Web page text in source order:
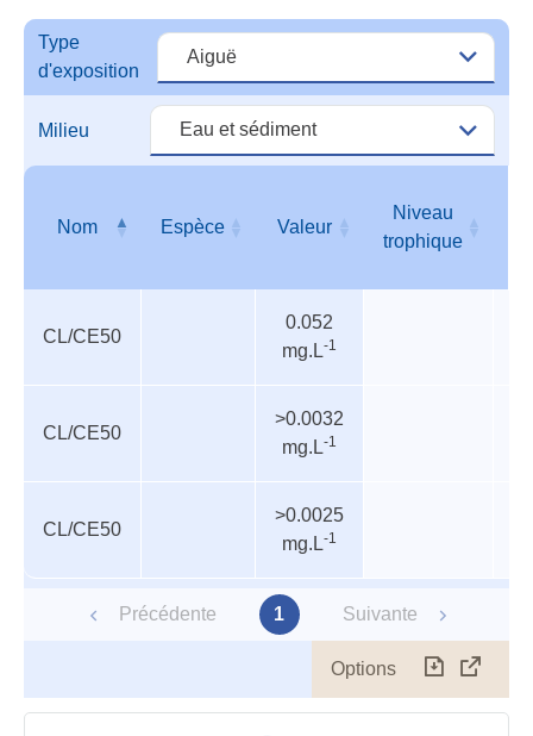
de
Type
d'exposition
Milieu
de
Nom Espèce Valeur
Niveau
trophique
CL/CE50
0.052
mg.L-1
CL/CE50
>0.0032
mg.L-1
CL/CE50
>0.0025
mg.L-1
Précédente 1 Suivante
Options
le